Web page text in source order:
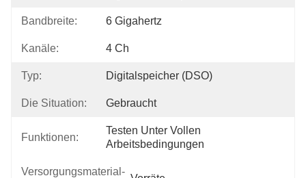
Bandbreite: 6 Gigahertz
Kanäle: 4 Ch
Typ: Digitalspeicher (DSO)
Die Situation: Gebraucht
Funktionen:
Testen Unter Vollen
Arbeitsbedingungen
Versorgungsmaterial-